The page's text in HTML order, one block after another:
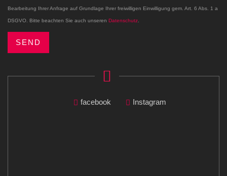
Bearbeitung Ihrer Anfrage auf Grundlage Ihrer freiwilligen Einwilligung gem. Art. 6 Abs. 1 a
DSGVO. Bitte beachten Sie auch unseren Datenschutz
facebook Instagram